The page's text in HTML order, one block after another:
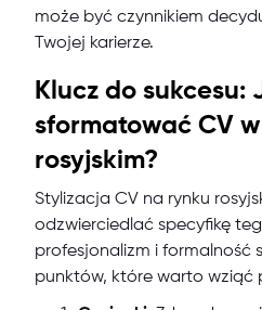
może być czynnikiem
Twojej karierze.
Klucz do
sformatować CV
rosyjskim?
Stylizacja CV na rynku
odzwierciedlać specyfikę
profesjonalizm i formalność
punktów, które warto wziąć